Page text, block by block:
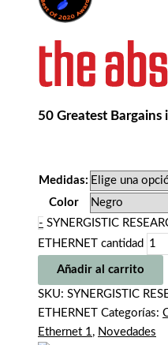
50 Greatest
Medidas:
Color
- SYNERGISTIC
ETHERNET cantidad
Añadir al carrito
SKU: SYNERGISTIC
ETHERNET
Categorías:
Ethernet 1, Novedades